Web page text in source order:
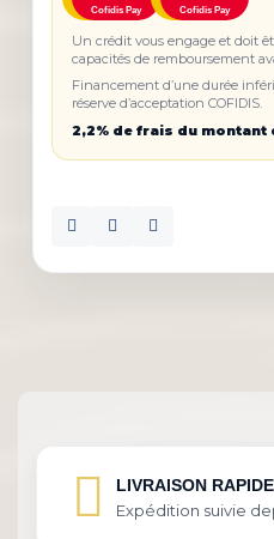
Cofidis Pay Cofidis Pay
Un crédit vous engage et doit
capacités de remboursement
Financement d’une durée
réserve d’acceptation COFIDIS.
2,2% de frais du montant
LIVRAISON RAPIDE
Expédition suivie